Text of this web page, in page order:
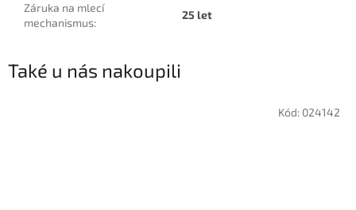
Záruka na mlecí
mechanismus:
25 let
Také u nás nakoupili
Kód: 024142